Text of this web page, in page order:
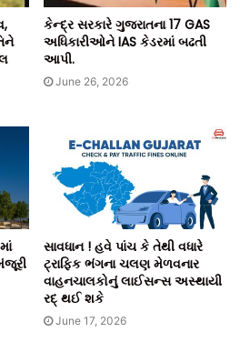
કેન્દ્ર સરકારે ગુજરાતના 17 GAS
અધિકારીઓને IAS કેડરમાં બઢતી
આપી.
June 26, 2026
સાવધાન ! હવે પાંચ કે તેથી વધારે
ટ્રાફિક ભંગના ચલણ મેળવનાર
વાહનચાલકોનું લાઈસન્સ અસ્થાયી
રદ્ થઈ શકે
June 17, 2026